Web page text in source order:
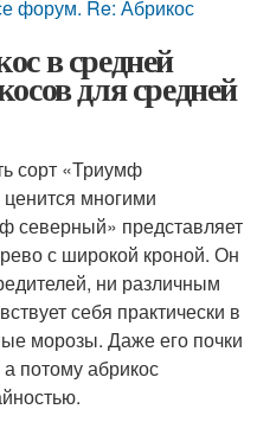
форум. Re: Абрикос
в средней
для средней
сорт «Триумф
многими
северный» представляет
с широкой кроной. Он
ни различным
себя практически в
морозы. Даже его почки
потому абрикос